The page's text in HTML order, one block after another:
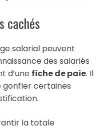
cachés
salarial peuvent
des salariés
d’une fiche de paie. Il
gonfler certaines
la totale